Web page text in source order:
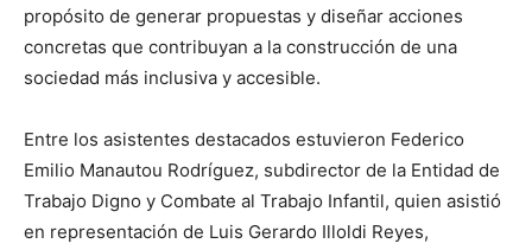
propósito de generar propuestas y diseñar acciones
concretas que contribuyan a la construcción de una
sociedad más inclusiva y accesible.
Entre los asistentes destacados estuvieron Federico
Emilio Manautou Rodríguez, subdirector de la Entidad de
Trabajo Digno y Combate al Trabajo Infantil, quien asistió
en representación de Luis Gerardo Illoldi Reyes,